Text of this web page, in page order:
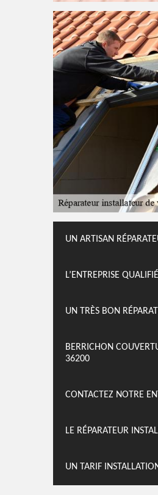
UN ARTISAN
L’ENTREPRISE
UN TRÈS BON
BERRICHON
36200
CONTACTEZ NOTRE
LE RÉPARATEUR
UN TARIF